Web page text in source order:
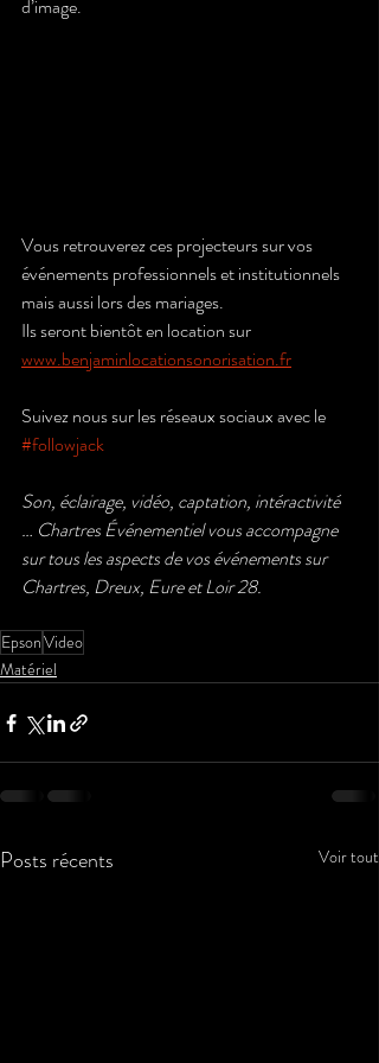
d’image.
Vous retrouverez ces projecteurs sur vos
événements professionnels et institutionnels
mais aussi lors des mariages.
Ils seront bientôt en location sur
www.benjaminlocationsonorisation.fr
Suivez nous sur les réseaux sociaux avec le
#followjack
Son, éclairage, vidéo, captation, intéractivité
… Chartres Événementiel vous accompagne
sur tous les aspects de vos événements sur
Chartres, Dreux, Eure et Loir 28.
EpsonVideo
Matériel
Posts récents Voir tout